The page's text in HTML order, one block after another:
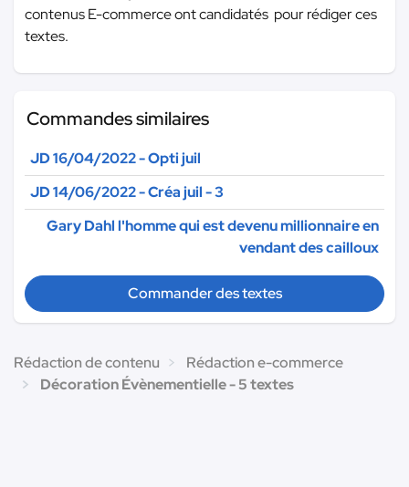
contenus E-commerce ont candidatés pour rédiger ces
textes.
Commandes similaires
JD 16/04/2022 - Opti juil
JD 14/06/2022 - Créa juil - 3
Gary Dahl l'homme qui est devenu millionnaire en
vendant des cailloux
Commander des textes
Rédaction de contenu
Rédaction e-commerce
Décoration Évènementielle - 5 textes